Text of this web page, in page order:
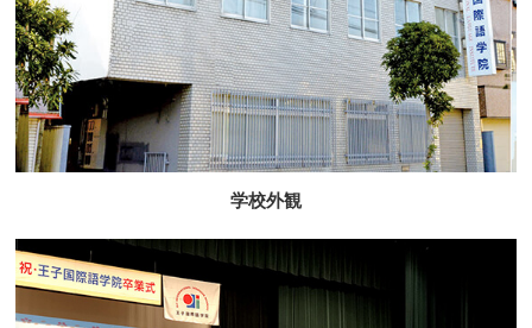
学校外観